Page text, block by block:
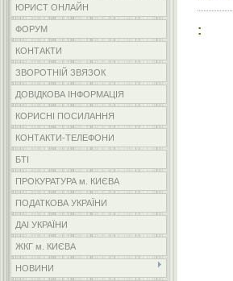
ЮРИСТ ОНЛАЙН
ФОРУМ
КОНТАКТИ
ЗВОРОТНІЙ ЗВЯЗОК
ДОВІДКОВА ІНФОРМАЦІЯ
КОРИСНІ ПОСИЛАННЯ
КОНТАКТИ-ТЕЛЕФОНИ
БТІ
ПРОКУРАТУРА м. КИЄВА
ПОДАТКОВА УКРАЇНИ
ДАІ УКРАЇНИ
ЖКГ м. КИЄВА
НОВИНИ
: